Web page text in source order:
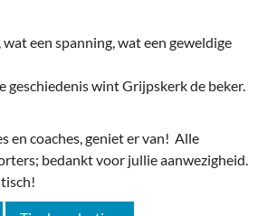
een spanning, wat een geweldige
geschiedenis wint Grijpskerk de beker.
en coaches, geniet er van! Alle
bedankt voor jullie aanwezigheid.